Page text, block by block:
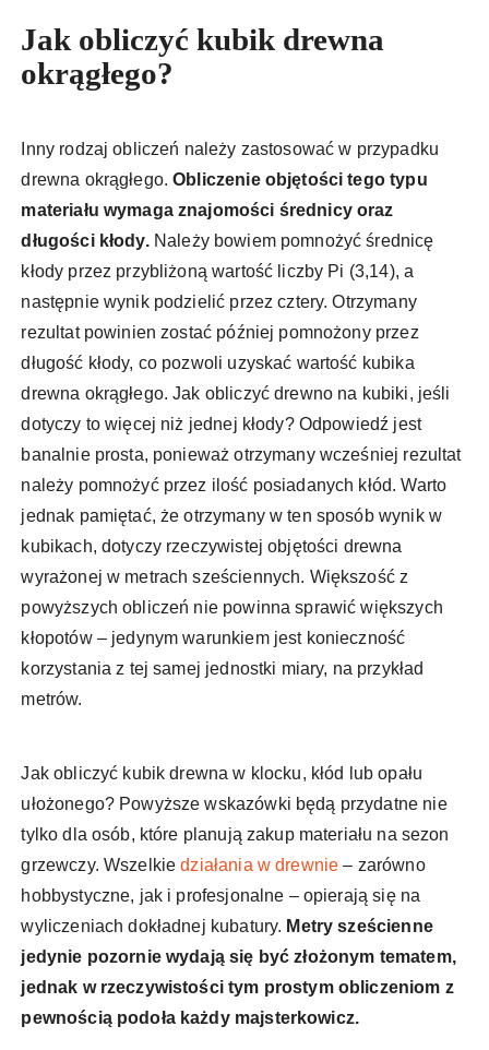
Jak obliczyć kubik drewna
okrągłego?
Inny rodzaj obliczeń należy zastosować w przypadku
drewna okrągłego. Obliczenie objętości tego typu
materiału wymaga znajomości średnicy oraz
długości kłody.Należy bowiem pomnożyć średnicę
kłody przez przybliżoną wartość liczby Pi (3,14), a
następnie wynik podzielić przez cztery. Otrzymany
rezultat powinien zostać później pomnożony przez
długość kłody, co pozwoli uzyskać wartość kubika
drewna okrągłego. Jak obliczyć drewno na kubiki, jeśli
dotyczy to więcej niż jednej kłody? Odpowiedź jest
banalnie prosta, ponieważ otrzymany wcześniej rezultat
należy pomnożyć przez ilość posiadanych kłód. Warto
jednak pamiętać, że otrzymany w ten sposób wynik w
kubikach, dotyczy rzeczywistej objętości drewna
wyrażonej w metrach sześciennych. Większość z
powyższych obliczeń nie powinna sprawić większych
kłopotów – jedynym warunkiem jest konieczność
korzystania z tej samej jednostki miary, na przykład
metrów.
Jak obliczyć kubik drewna w klocku, kłód lub opału
ułożonego? Powyższe wskazówki będą przydatne nie
tylko dla osób, które planują zakup materiału na sezon
grzewczy. Wszelkiedziałania w drewnie – zarówno
hobbystyczne, jak i profesjonalne – opierają się na
wyliczeniach dokładnej kubatury. Metry sześcienne
jedynie pozornie wydają się być złożonym tematem,
jednak w rzeczywistości tym prostym obliczeniom z
pewnością podoła każdy majsterkowicz.